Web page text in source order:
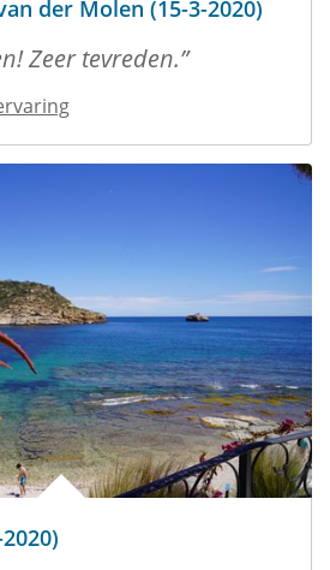
der Molen (15-3-2020)
Zeer tevreden.